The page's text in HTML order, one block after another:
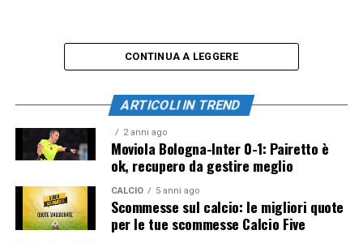
CONTINUA A LEGGERE
ARTICOLI IN TREND
2 anni ago
Moviola Bologna-Inter 0-1: Pairetto è
ok, recupero da gestire meglio
CALCIO 5 anni ago
Scommesse sul calcio: le migliori quote
per le tue scommesse Calcio Five